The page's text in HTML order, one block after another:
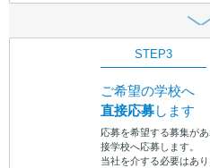
STEP3
ご希望の学校へ
直接応募します
応募を希望する募集が
接学校へ応募します。
当社を介する必要はあ